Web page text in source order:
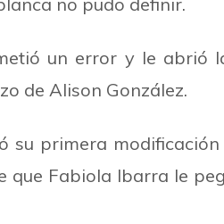
un error y le abrió
de Alison González.
primera
Fabiola Ibarra le